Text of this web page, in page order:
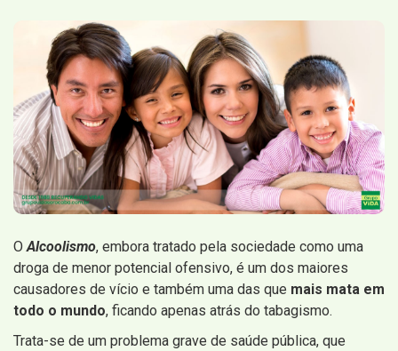
OAlcoolismo, embora tratado pela sociedade como uma
droga de menor potencial ofensivo, é um dos maiores
causadores de vício e também uma das que mais mata em
todo o mundo, ficando apenas atrás do tabagismo.
Trata-se de um problema grave de saúde pública, que